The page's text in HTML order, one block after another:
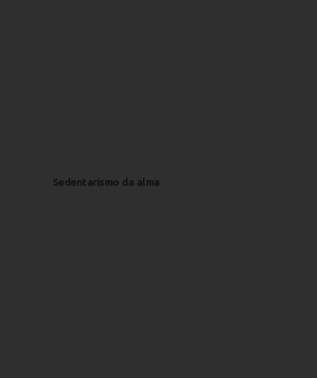
Sedentarismo da alma